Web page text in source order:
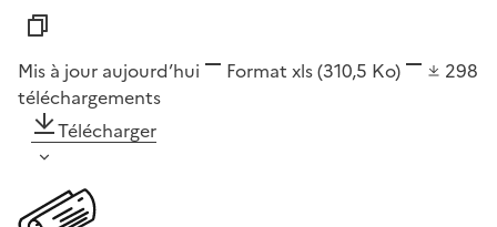
Mis à jour aujourd’hui Format xls(310,5 Ko)
298
téléchargements
Télécharger